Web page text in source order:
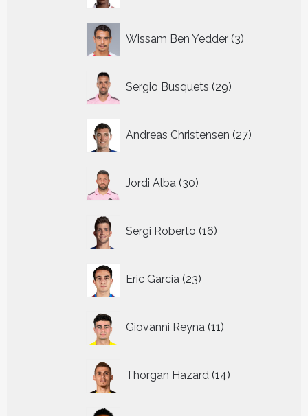
Wissam Ben Yedder 3
producten
Sergio Busquets 29
producten
Andreas Christensen 27
producten
Jordi Alba 30
producten
Sergi Roberto 16
producten
Eric Garcia 23
producten
Giovanni Reyna 11
producten
Thorgan Hazard 14
producten